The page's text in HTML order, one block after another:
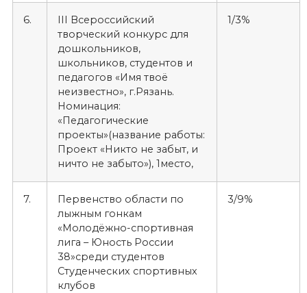
6.
III Всероссийский
творческий конкурс для
дошкольников,
школьников, студентов и
педагогов «Имя твоё
неизвестно», г.Рязань.
Номинация:
«Педагогические
проекты»(название работы:
Проект «Никто не забыт, и
ничто не забыто»), 1место,
1/3%
7.
Первенство области по
лыжным гонкам
«Молодёжно-спортивная
лига – Юность России
38»среди студентов
Студенческих спортивных
клубов
3/9%